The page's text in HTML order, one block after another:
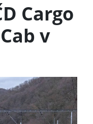
Cargo
v